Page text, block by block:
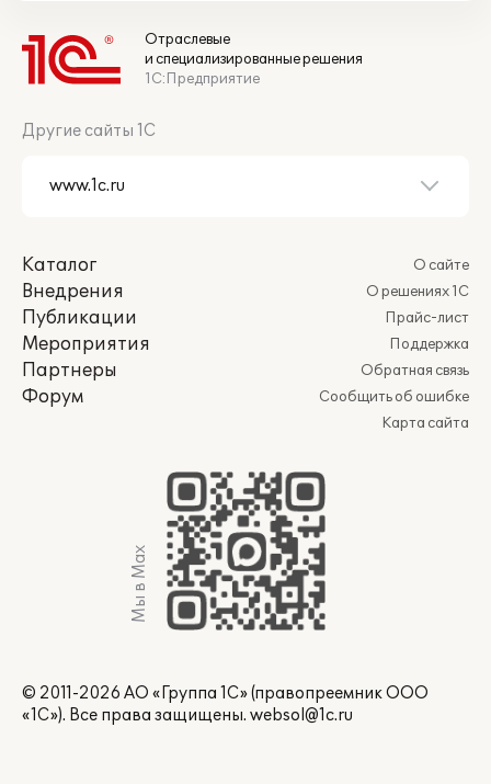
Отраслевые
и специализированные решения
1С:Предприятие
Другие сайты 1С
Каталог
Внедрения
Публикации
Мероприятия
Партнеры
Форум
О сайте
О решениях 1С
Прайс-лист
Поддержка
Обратная связь
Сообщить об ошибке
Карта сайта
Мы в Max
© 2011-2026 АО «Группа 1С» (правопреемник ООО
«1С»). Все права защищены. websol@1c.ru